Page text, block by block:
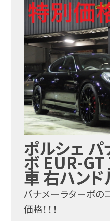
ポルシェ パ
ボ EUR-GT
車 右ハン
パナメーラターボの
価格！！！